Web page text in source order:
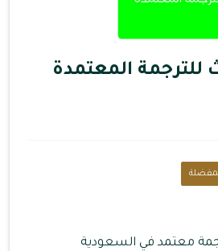
للترجمة المعتمدة
معتمد في السعودية